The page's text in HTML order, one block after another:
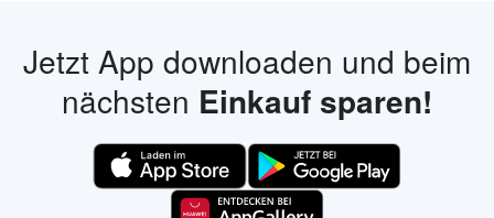
Jetzt App downloaden und beim
nächsten Einkauf sparen!